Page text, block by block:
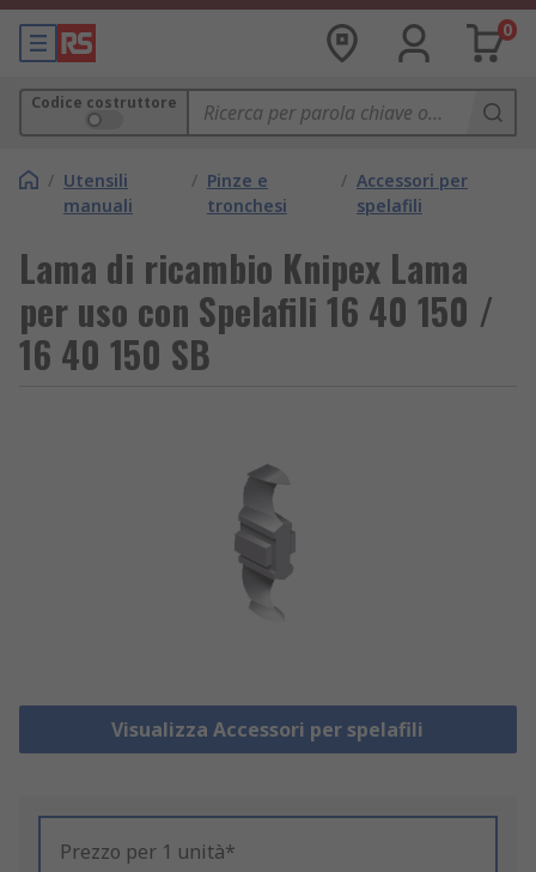
0
Codice costruttore
/ Utensili
manuali
/ Pinze e
tronchesi
/ Accessori per
spelafili
Lama di ricambio Knipex Lama
per uso con Spelafili 16 40 150 /
16 40 150 SB
Visualizza Accessori per spelafili
Prezzo per 1 unità*